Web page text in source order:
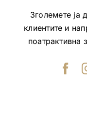
Зголемете ја
клиентите и
поатрактивна